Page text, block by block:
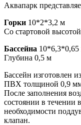
Аквапарк
Горки 10*2*3,2 м
Со стартовой
Бассейна 10*6,3*0,65
Глубина 0,5 м
Бассейн изготовлен
ПВХ толщиной 0,9
После заполнения
состоянии в течении
необходимости
клапан.